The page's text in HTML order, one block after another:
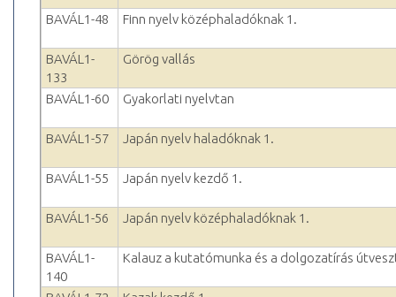
BAVÁL1-48 Finn nyelv középhaladóknak 1.
BAVÁL1-
133
Görög vallás
BAVÁL1-60 Gyakorlati nyelvtan
BAVÁL1-57 Japán nyelv haladóknak 1.
BAVÁL1-55 Japán nyelv kezdő 1.
BAVÁL1-56 Japán nyelv középhaladóknak 1.
BAVÁL1-
140
Kalauz a kutatómunka és a dolgozatírás